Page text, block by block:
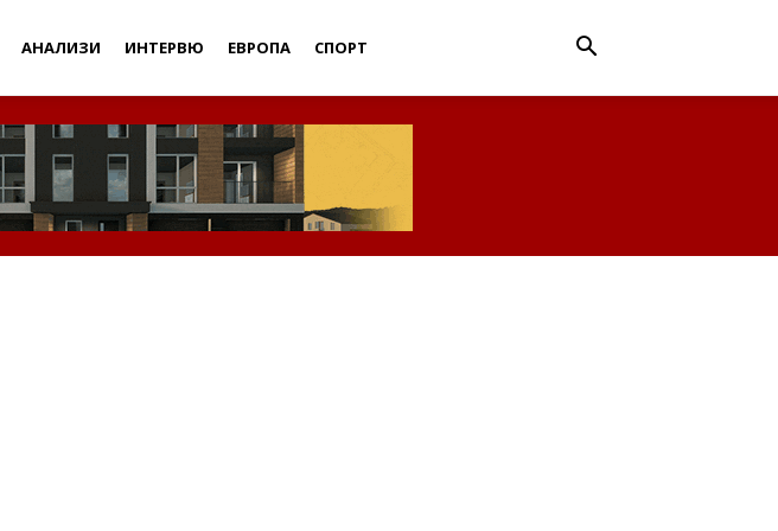
АНАЛИЗИ ИНТЕРВЮ ЕВРОПА СПОРТ